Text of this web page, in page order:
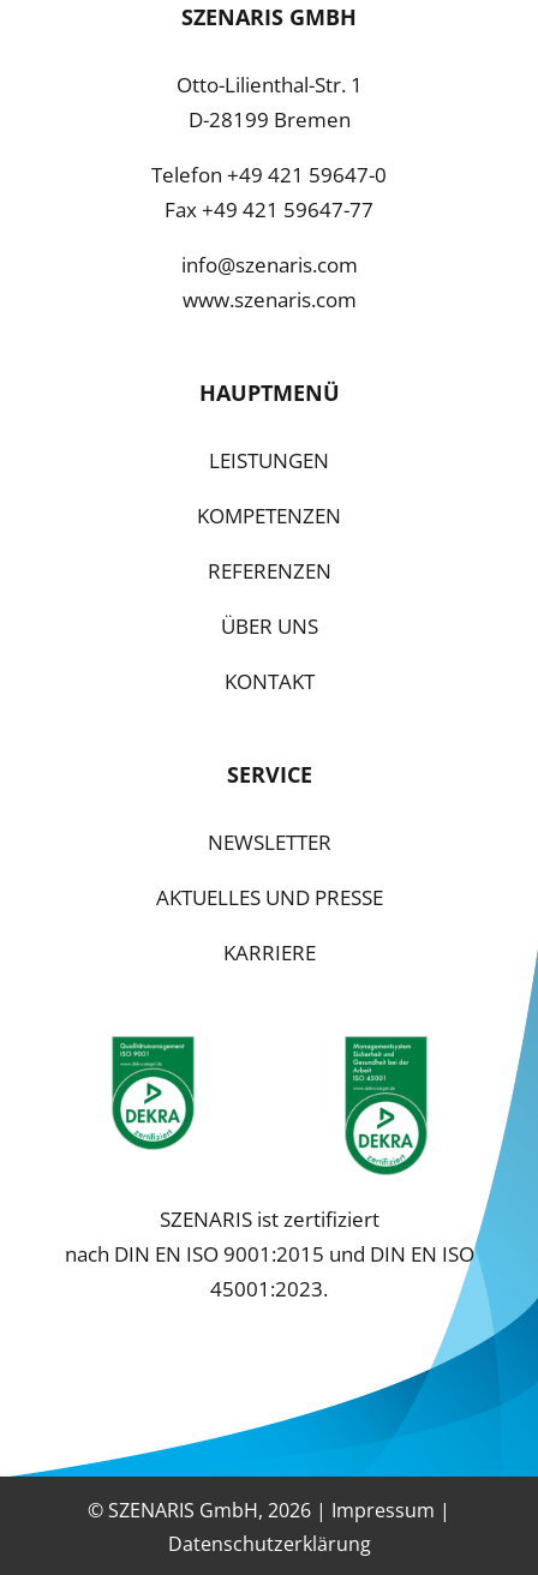
SZENARIS GMBH
Otto-Lilienthal-Str. 1
D-28199 Bremen
Telefon +49 421 59647-0
Fax +49 421 59647-77
info@szenaris.com
www.szenaris.com
HAUPTMENÜ
LEISTUNGEN
KOMPETENZEN
REFERENZEN
ÜBER UNS
KONTAKT
SERVICE
NEWSLETTER
AKTUELLES UND PRESSE
KARRIERE
SZENARIS ist zertifiziert
nach DIN EN ISO 9001:2015 und DIN EN ISO
45001:2023.
© SZENARIS GmbH, 2026 | Impressum |
Datenschutzerklärung